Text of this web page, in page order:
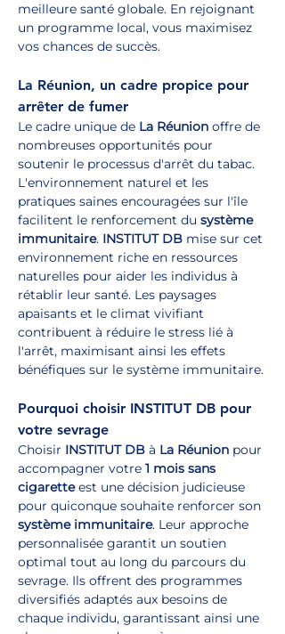
meilleure santé globale. En rejoignant
un programme local, vous maximisez
vos chances de succès.
La Réunion, un cadre propice pour
arrêter de fumer
Le cadre unique de La Réunion offre de
nombreuses opportunités pour
soutenir le processus d'arrêt du tabac.
L'environnement naturel et les
pratiques saines encouragées sur l'île
facilitent le renforcement du système
immunitaire. INSTITUT DB mise sur cet
environnement riche en ressources
naturelles pour aider les individus à
rétablir leur santé. Les paysages
apaisants et le climat vivifiant
contribuent à réduire le stress lié à
l'arrêt, maximisant ainsi les effets
bénéfiques sur le système immunitaire.
Pourquoi choisir INSTITUT DB pour
votre sevrage
Choisir INSTITUT DB à La Réunion pour
accompagner votre 1 mois sans
cigarette est une décision judicieuse
pour quiconque souhaite renforcer son
système immunitaire. Leur approche
personnalisée garantit un soutien
optimal tout au long du parcours du
sevrage. Ils offrent des programmes
diversifiés adaptés aux besoins de
chaque individu, garantissant ainsi une